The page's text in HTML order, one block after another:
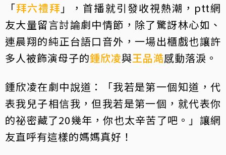
「拜六禮拜 」，首播就引發收視熱潮，ptt網
友大量留言討論劇中情節，除了驚訝林心如、
連晨翔的純正台語口音外，一場出櫃戲也讓許
多人被飾演母子的鍾欣凌與王品澔感動落淚。
鍾欣凌在劇中說道：「我若是第一個知道，代
表我兒子相信我，但我若是第一個，就代表你
的祕密藏了20幾年，你也太辛苦了吧。」讓網
友直呼有這樣的媽媽真好！